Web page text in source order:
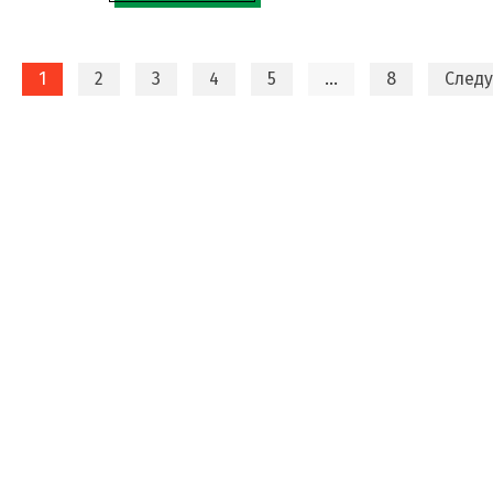
1 2 3 4 5 … 8